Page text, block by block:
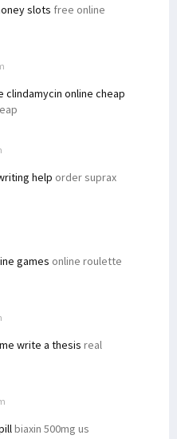
slots free online
clindamycin online cheap
help order suprax
games online roulette
write a thesis real
biaxin 500mg us